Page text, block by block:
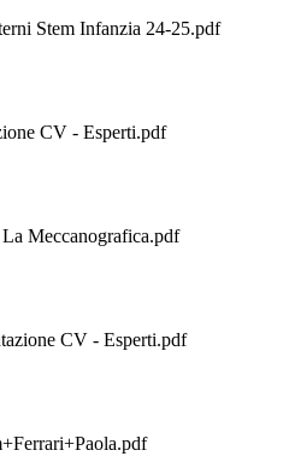
Stem Infanzia 24-25.pdf
CV - Esperti.pdf
Meccanografica.pdf
CV - Esperti.pdf